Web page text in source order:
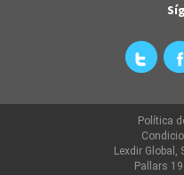
Política
Lexdir Global,
Pallars